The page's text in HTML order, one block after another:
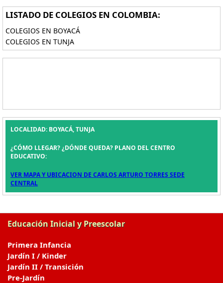
LISTADO DE COLEGIOS EN COLOMBIA:
COLEGIOS EN BOYACÁ
COLEGIOS EN TUNJA
LOCALIDAD: BOYACÁ, TUNJA
¿CÓMO LLEGAR? ¿DÓNDE QUEDA? PLANO DEL CENTRO
EDUCATIVO:
VER MAPA Y UBICACION DE CARLOS ARTURO TORRES SEDE
CENTRAL
Educación Inicial y Preescolar
Primera Infancia
Jardín I / Kinder
Jardín II / Transición
Pre-Jardín